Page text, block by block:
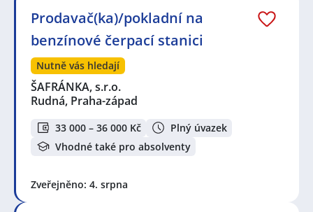
Prodavač(ka)/pokladní na
benzínové čerpací stanici
Nutně vás hledají
ŠAFRÁNKA, s.r.o.
Rudná, Praha-západ
33 000 – 36 000 Kč
Plný úvazek
Vhodné také pro absolventy
Zveřejněno: 4. srpna